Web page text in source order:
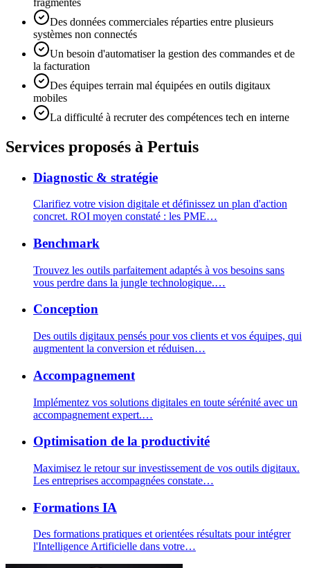
Des données commerciales réparties entre plusieurs
systèmes non connectés
Un besoin d'automatiser la gestion des commandes et de
la facturation
Des équipes terrain mal équipées en outils digitaux
mobiles
La difficulté à recruter des compétences tech en interne
Services proposés à Pertuis
Diagnostic & stratégie
Clarifiez votre vision digitale et définissez un plan d'action
concret. ROI moyen constaté : les PME…
Benchmark
Trouvez les outils parfaitement adaptés à vos besoins sans
vous perdre dans la jungle technologique.…
Conception
Des outils digitaux pensés pour vos clients et vos équipes, qui
augmentent la conversion et réduisen…
Accompagnement
Implémentez vos solutions digitales en toute sérénité avec un
accompagnement expert.…
Optimisation de la productivité
Maximisez le retour sur investissement de vos outils digitaux.
Les entreprises accompagnées constate…
Formations IA
Des formations pratiques et orientées résultats pour intégrer
l'Intelligence Artificielle dans votre…